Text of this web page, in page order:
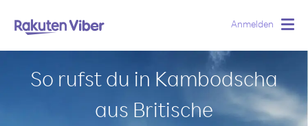
Anmelden
So rufst du in Kambodscha
aus Britische